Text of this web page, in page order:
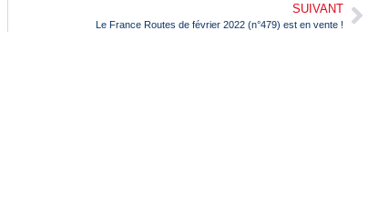
SUIVANT
Le France Routes de février 2022 (n°479) est en vente !